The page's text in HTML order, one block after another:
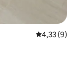
4,33 de
4,33 (9)